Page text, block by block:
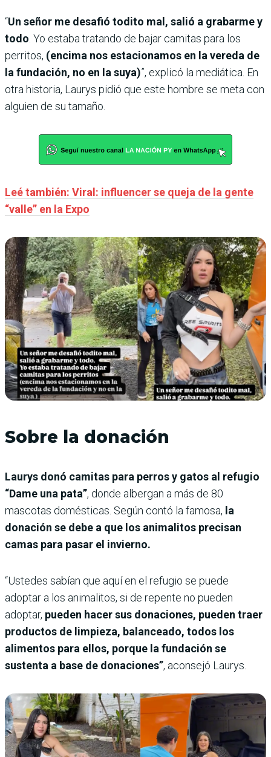
“Un señor me desafió todito mal, salió a grabarme y
todo . Yo estaba tratando de bajar camitas para los
perritos, (encima nos estacionamos en la vereda de
la fundación, no en la suya)”, explicó la mediática. En
otra historia, Laurys pidió que este hombre se meta con
alguien de su tamaño.
Leé también: Viral: influencer se queja de la gente
“valle” en la Expo
Sobre la donación
Laurys donó camitas para perros y gatos al refugio
“Dame una pata”, donde albergan a más de 80
mascotas domésticas. Según contó la famosa, la
donación se debe a que los animalitos precisan
camas para pasar el invierno.
“Ustedes sabían que aquí en el refugio se puede
adoptar a los animalitos, si de repente no pueden
adoptar, pueden hacer sus donaciones, pueden traer
productos de limpieza, balanceado, todos los
alimentos para ellos, porque la fundación se
sustenta a base de donaciones”, aconsejó Laurys.